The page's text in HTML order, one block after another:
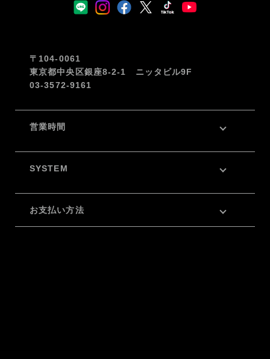
〒104-0061
東京都中央区銀座8-2-1 ニッタビル9F
03-3572-9161
営業時間
SYSTEM
お支払い方法